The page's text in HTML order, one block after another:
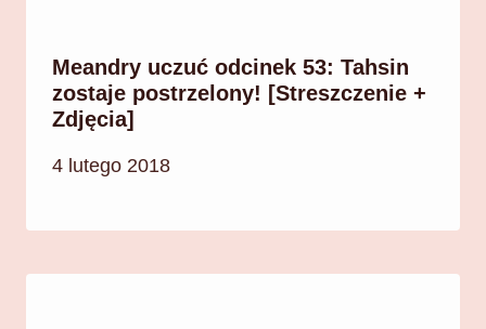
Meandry uczuć odcinek 53: Tahsin
zostaje postrzelony! [Streszczenie +
Zdjęcia]
4 lutego 2018